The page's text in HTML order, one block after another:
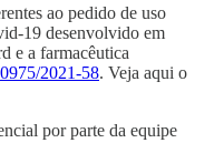
ao pedido de uso
19 desenvolvido em
e a farmacêutica
2021-58. Veja aqui o
por parte da equipe